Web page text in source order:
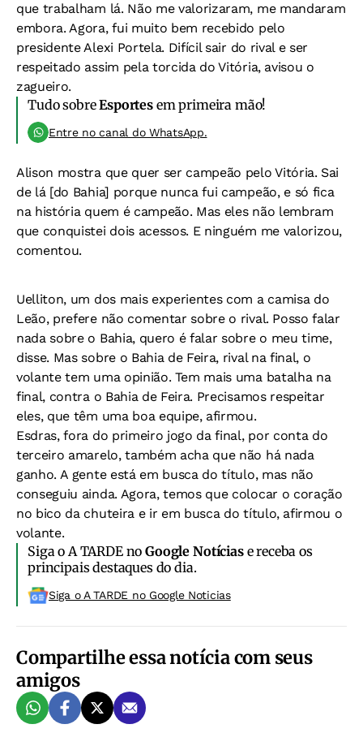
que trabalham lá. Não me valorizaram, me mandaram
embora. Agora, fui muito bem recebido pelo
presidente Alexi Portela. Difícil sair do rival e ser
respeitado assim pela torcida do Vitória, avisou o
zagueiro.
Tudo sobreEsportesem primeira mão!
Entre no canal do WhatsApp.
Alison mostra que quer ser campeão pelo Vitória. Sai
de lá [do Bahia] porque nunca fui campeão, e só fica
na história quem é campeão. Mas eles não lembram
que conquistei dois acessos. E ninguém me valorizou,
comentou.
Uelliton, um dos mais experientes com a camisa do
Leão, prefere não comentar sobre o rival. Posso falar
nada sobre o Bahia, quero é falar sobre o meu time,
disse. Mas sobre o Bahia de Feira, rival na final, o
volante tem uma opinião. Tem mais uma batalha na
final, contra o Bahia de Feira. Precisamos respeitar
eles, que têm uma boa equipe, afirmou.
Esdras, fora do primeiro jogo da final, por conta do
terceiro amarelo, também acha que não há nada
ganho. A gente está em busca do título, mas não
conseguiu ainda. Agora, temos que colocar o coração
no bico da chuteira e ir em busca do título, afirmou o
volante.
Siga o A TARDE noGoogle Notíciase receba os
principais destaques do dia.
Siga o A TARDE no Google Noticias
Compartilhe essa notícia com seus
amigos